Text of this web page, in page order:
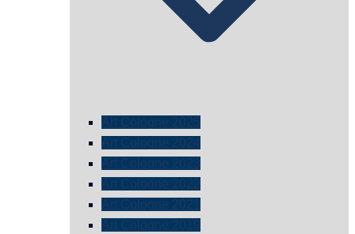
Art Cologne 2025
Art Cologne 2024
Art Cologne 2023
Art Cologne 2022
Art Cologne 2021
Art Cologne 2019